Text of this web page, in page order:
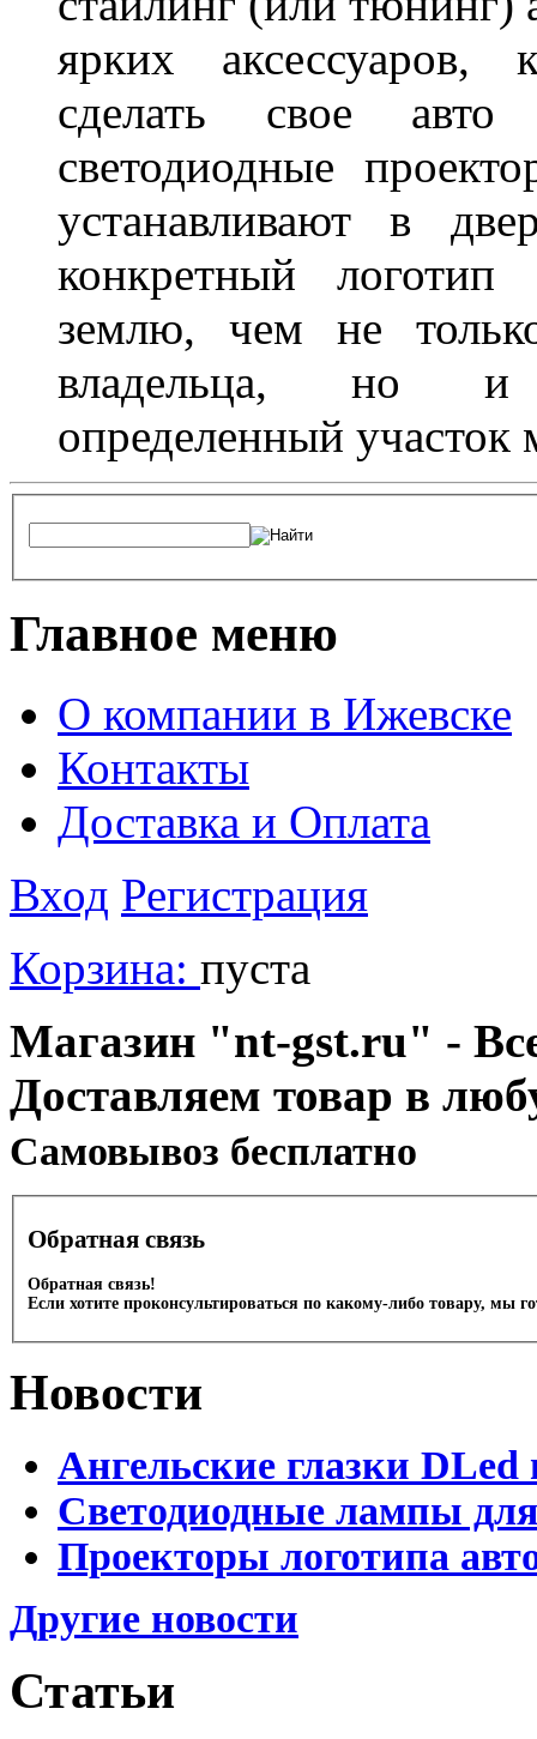
ярких аксессуаров,
сделать свое
светодиодные
устанавливают в
конкретный логотип
землю, чем не
владельца, но и
определенный участок
Главное меню
О компании в Ижевске
Контакты
Доставка и Оплата
Вход Регистрация
Корзина: пуста
Магазин "nt-gst.ru" -
Доставляем товар в
Cамовывоз бесплатно
Обратная связь
Обратная связь!
Если хотите проконсультироваться по какому-либо товару, мы
Новости
Ангельские глазки DLed
Светодиодные лампы
Проекторы логотипа
Другие новости
Статьи